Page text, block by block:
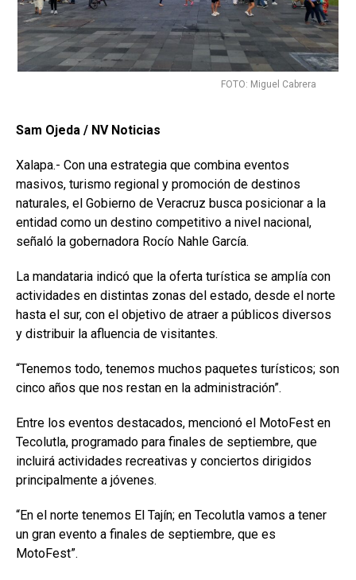
FOTO: Miguel Cabrera
Sam Ojeda / NV Noticias
Xalapa.- Con una estrategia que combina eventos
masivos, turismo regional y promoción de destinos
naturales, el Gobierno de Veracruz busca posicionar a la
entidad como un destino competitivo a nivel nacional,
señaló la gobernadora Rocío Nahle García.
La mandataria indicó que la oferta turística se amplía con
actividades en distintas zonas del estado, desde el norte
hasta el sur, con el objetivo de atraer a públicos diversos
y distribuir la afluencia de visitantes.
“Tenemos todo, tenemos muchos paquetes turísticos; son
cinco años que nos restan en la administración”.
Entre los eventos destacados, mencionó el MotoFest en
Tecolutla, programado para finales de septiembre, que
incluirá actividades recreativas y conciertos dirigidos
principalmente a jóvenes.
“En el norte tenemos El Tajín; en Tecolutla vamos a tener
un gran evento a finales de septiembre, que es
MotoFest”.